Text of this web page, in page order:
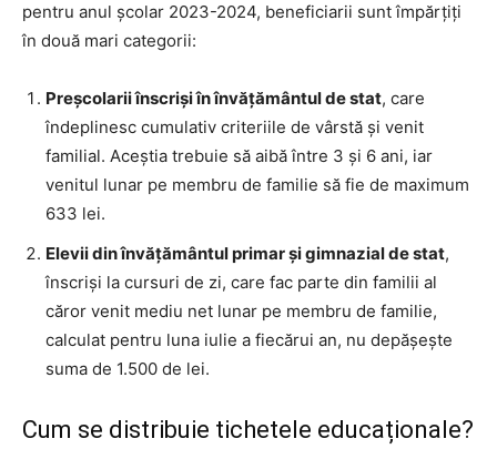
pentru anul școlar 2023-2024, beneficiarii sunt împărțiți
în două mari categorii:
Preșcolarii înscriși în învățământul de stat, care
îndeplinesc cumulativ criteriile de vârstă și venit
familial. Aceștia trebuie să aibă între 3 și 6 ani, iar
venitul lunar pe membru de familie să fie de maximum
633 lei.
Elevii din învățământul primar și gimnazial de stat,
înscriși la cursuri de zi, care fac parte din familii al
căror venit mediu net lunar pe membru de familie,
calculat pentru luna iulie a fiecărui an, nu depășește
suma de 1.500 de lei.
Cum se distribuie tichetele educaționale?